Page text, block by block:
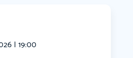
| 19:00